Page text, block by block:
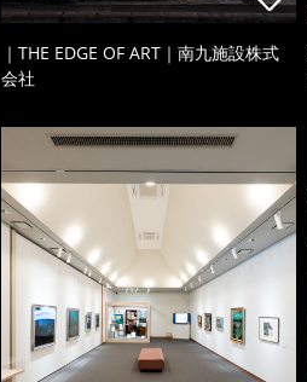
｜THE EDGE OF ART｜南九施設株式
会社